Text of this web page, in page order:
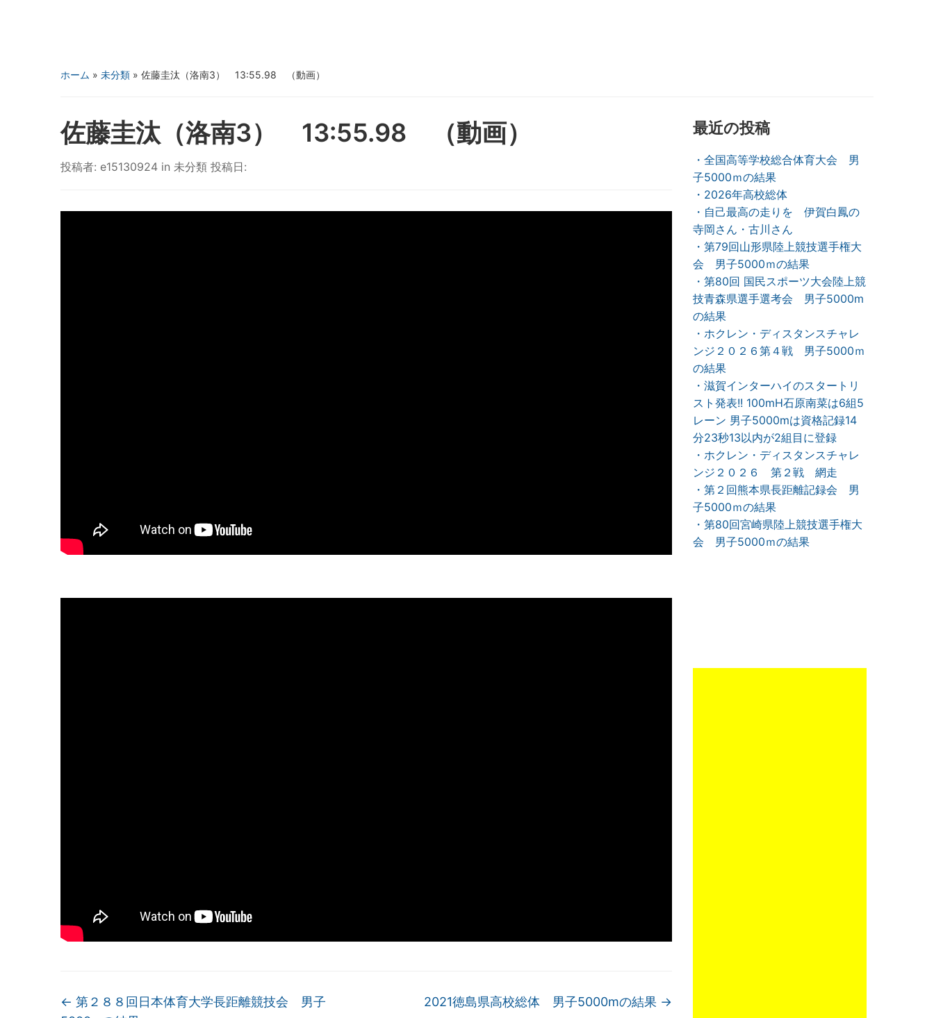
ホーム » 未分類 » 佐藤圭汰（洛南3） 13:55.98 （動画）
佐藤圭汰（洛南3） 13:55.98 （動画）
投稿者: e15130924 in 未分類 投稿日:
← 第２８８回日本体育大学長距離競技会 男子
2021徳島県高校総体 男子5000mの結果 →
最近の投稿
・全国高等学校総合体育大会 男
子5000ｍの結果
・2026年高校総体
・自己最高の走りを 伊賀白鳳の
寺岡さん・古川さん
・第79回山形県陸上競技選手権大
会 男子5000ｍの結果
・第80回 国民スポーツ大会陸上競
技青森県選手選考会 男子5000m
の結果
・ホクレン・ディスタンスチャレ
ンジ２０２６第４戦 男子5000ｍ
の結果
・滋賀インターハイのスタートリ
スト発表!! 100mH石原南菜は6組5
レーン 男子5000mは資格記録14
分23秒13以内が2組目に登録
・ホクレン・ディスタンスチャレ
ンジ２０２６ 第２戦 網走
・第２回熊本県長距離記録会 男
子5000ｍの結果
・第80回宮崎県陸上競技選手権大
会 男子5000ｍの結果